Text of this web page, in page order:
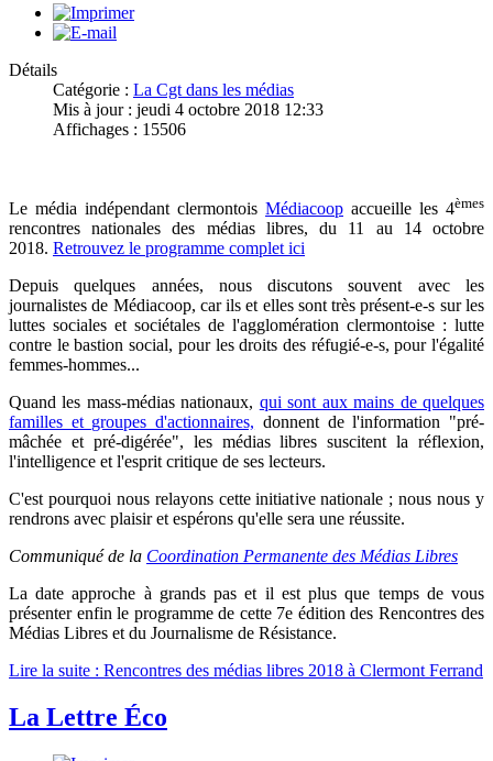
Détails
Catégorie : La Cgt dans les médias
Mis à jour : jeudi 4 octobre 2018 12:33
Affichages : 15506
Le média indépendant clermontois Médiacoop accueille les 4èmes
rencontres nationales des médias libres, du 11 au 14 octobre
2018. Retrouvez le programme complet ici
Depuis quelques années, nous discutons souvent avec les
journalistes de Médiacoop, car ils et elles sont très présent-e-s sur les
luttes sociales et sociétales de l'agglomération clermontoise : lutte
contre le bastion social, pour les droits des réfugié-e-s, pour l'égalité
femmes-hommes...
Quand les mass-médias nationaux, qui sont aux mains de quelques
familles et groupes d'actionnaires, donnent de l'information "pré-
mâchée et pré-digérée", les médias libres suscitent la réflexion,
l'intelligence et l'esprit critique de ses lecteurs.
C'est pourquoi nous relayons cette initiative nationale ; nous nous y
rendrons avec plaisir et espérons qu'elle sera une réussite.
Communiqué de la Coordination Permanente des Médias Libres
La date approche à grands pas et il est plus que temps de vous
présenter enfin le programme de cette 7e édition des Rencontres des
Médias Libres et du Journalisme de Résistance.
Lire la suite : Rencontres des médias libres 2018 à Clermont Ferrand
La Lettre Éco